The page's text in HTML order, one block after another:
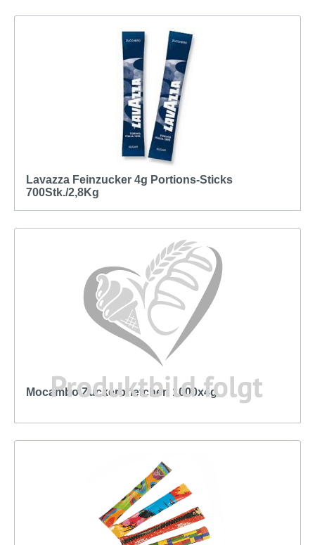
Lavazza Feinzucker 4g Portions-Sticks
700Stk./2,8Kg
Mocambo Zuckerbriefchen 1000x4g